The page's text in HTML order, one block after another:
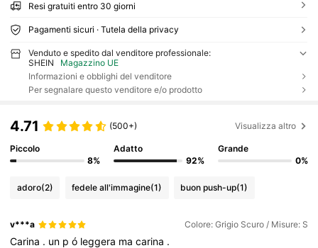
Resi gratuiti entro 30 giorni
Pagamenti sicuri · Tutela della privacy
Venduto e spedito dal venditore professionale:
SHEIN
Magazzino UE
Informazioni e obblighi del venditore
Per segnalare questo venditore e/o prodotto
4.71 (500+) Visualizza altro
Piccolo
8%
Adatto
92%
Grande
0%
adoro(2) fedele all'immagine(1) buon push-up(1)
v***a Colore: Grigio Scuro / Misure: S
Carina . un pó leggera macarina .